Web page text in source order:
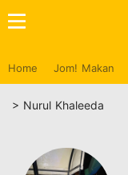
Home Jom! Makan
> Nurul Khaleeda